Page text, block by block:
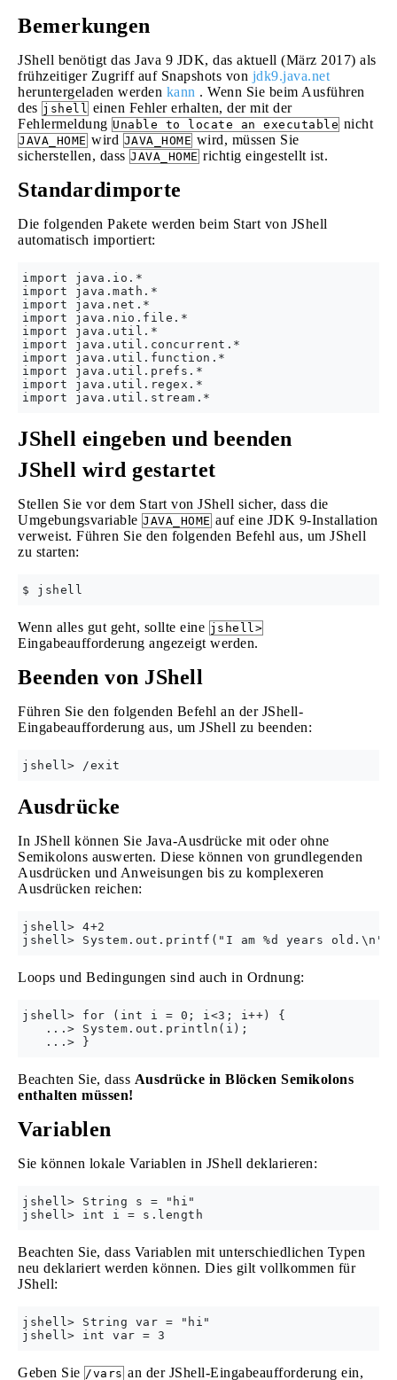
Bemerkungen
JShell benötigt das Java 9 JDK, das aktuell (März 2017) als
frühzeitiger Zugriff auf Snapshots von jdk9.java.net
heruntergeladen werden kann . Wenn Sie beim Ausführen
des jshell einen Fehler erhalten, der mit der
Fehlermeldung Unable to locate an executable nicht
JAVA_HOME wird JAVA_HOME wird, müssen Sie
sicherstellen, dass JAVA_HOME richtig eingestellt ist.
Standardimporte
Die folgenden Pakete werden beim Start von JShell
automatisch importiert:
import java.io.*
import java.math.*
import java.net.*
import java.nio.file.*
import java.util.*
import java.util.concurrent.*
import java.util.function.*
import java.util.prefs.*
import java.util.regex.*
JShell eingeben und beenden
JShell wird gestartet
Stellen Sie vor dem Start von JShell sicher, dass die
Umgebungsvariable JAVA_HOME auf eine JDK 9-Installation
verweist. Führen Sie den folgenden Befehl aus, um JShell
zu starten:
Wenn alles gut geht, sollte eine jshell>
Eingabeaufforderung angezeigt werden.
Beenden von JShell
Führen Sie den folgenden Befehl an der JShell-
Eingabeaufforderung aus, um JShell zu beenden:
Ausdrücke
In JShell können Sie Java-Ausdrücke mit oder ohne
Semikolons auswerten. Diese können von grundlegenden
Ausdrücken und Anweisungen bis zu komplexeren
Ausdrücken reichen:
jshell> 4+2
Loops und Bedingungen sind auch in Ordnung:
jshell> for (int i = 0; i<3; i++) {
   ...> System.out.println(i);
Beachten Sie, dass Ausdrücke in Blöcken Semikolons
enthalten müssen!
Variablen
Sie können lokale Variablen in JShell deklarieren:
jshell> String s = "hi"
Beachten Sie, dass Variablen mit unterschiedlichen Typen
neu deklariert werden können. Dies gilt vollkommen für
JShell:
jshell> String var = "hi"
Geben Sie /vars an der JShell-Eingabeaufforderung ein,